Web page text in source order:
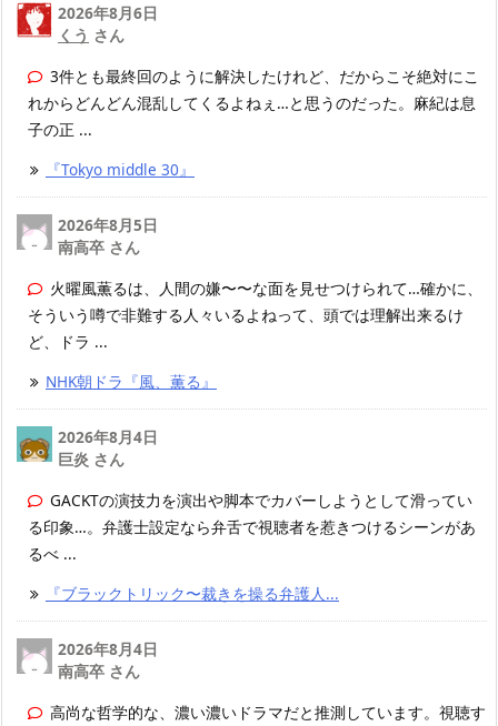
2026年8月6日
くう さん
3件とも最終回のように解決したけれど、だからこそ絶対にこ
れからどんどん混乱してくるよねぇ…と思うのだった。麻紀は息
子の正 ...
『Tokyo middle 30』
2026年8月5日
南高卒 さん
火曜風薫るは、人間の嫌〜〜な面を見せつけられて…確かに、
そういう噂で非難する人々いるよねって、頭では理解出来るけ
ど、ドラ ...
NHK朝ドラ『風、薫る』
2026年8月4日
巨炎 さん
GACKTの演技力を演出や脚本でカバーしようとして滑ってい
る印象…。弁護士設定なら弁舌で視聴者を惹きつけるシーンがあ
るべ ...
『ブラックトリック〜裁きを操る弁護人...
2026年8月4日
南高卒 さん
高尚な哲学的な、濃い濃いドラマだと推測しています。視聴す